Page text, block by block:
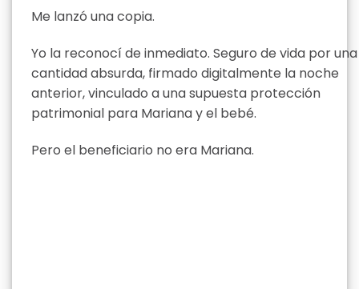
Me lanzó una copia.
Yo la reconocí de inmediato. Seguro de vida por una
cantidad absurda, firmado digitalmente la noche
anterior, vinculado a una supuesta protección
patrimonial para Mariana y el bebé.
Pero el beneficiario no era Mariana.